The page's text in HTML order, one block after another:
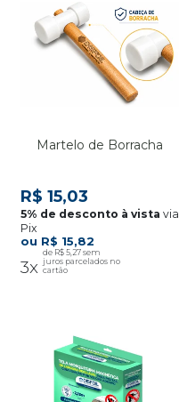
Martelo de Borracha
R$ 15,82
3x
R$ 5,27
R$ 15,03
via
Pix